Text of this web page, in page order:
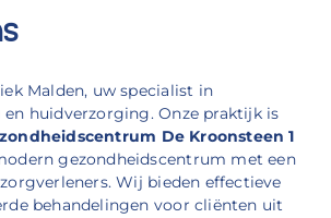
Malden, uw specialist in
huidverzorging. Onze praktijk is
De Kroonsteen 1
gezondheidscentrum met een
Wij bieden effectieve
behandelingen voor cliënten uit